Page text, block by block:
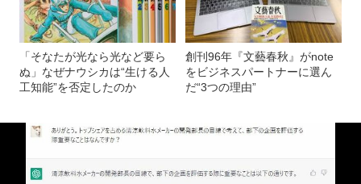
「そなたが光なら光など要ら
ぬ」なぜナウシカは“生ける人
工知能”を否定したのか
創刊96年『文藝春秋』がnote
をビジネスパートナーに選ん
だ“3つの理由”